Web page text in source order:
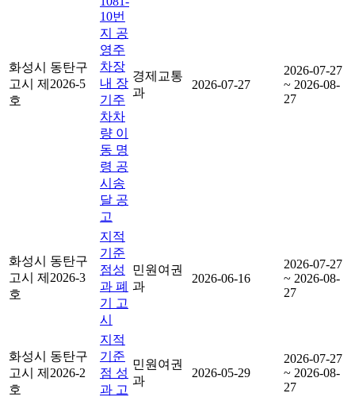
화성시 동탄구
고시 제2026-5
호
10번
지 공
영주
차장
내 장
기주
차차
량 이
동 명
령 공
시송
달 공
고
경제교통
과
2026-07-27
2026-07-27
~ 2026-08-
27
화성시 동탄구
고시 제2026-3
호
지적
기준
점성
과 폐
기 고
시
민원여권
과
2026-06-16
2026-07-27
~ 2026-08-
27
화성시 동탄구
고시 제2026-2
호
지적
기준
점 성
과 고
민원여권
과
2026-05-29
2026-07-27
~ 2026-08-
27